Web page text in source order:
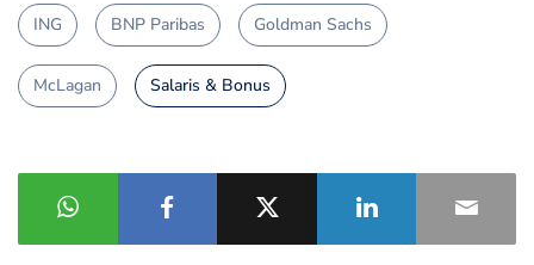
ING BNP Paribas Goldman Sachs
McLagan Salaris & Bonus